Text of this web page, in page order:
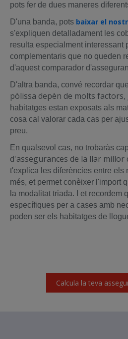
pots fer de dues maneres
D'una banda, pots baixar el
s'expliquen detalladament les
resulta especialment interessant
complementaris que no queden
d'aquest comparador
D'altra banda, convé recordar
pòlissa depèn de molts factors,
habitatges estan exposats als
cosa cal valorar cada cas per
preu.
En qualsevol cas, no trobaràs cap
d'assegurances de la llar millor
t'explica les diferències entre els
més, et permet conèixer l'import
la modalitat triada. I et recordem
específiques per a cases amb
poden ser els habitatges de
Calcula la teva